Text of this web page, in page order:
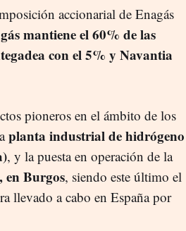
accionarial de Enagás
mantiene el 60% de las
con el 5% y Navantia
pioneros en el ámbito de los
planta industrial de hidrógeno
, y la puesta en operación de la
Burgos, siendo este último el
llevado a cabo en España por